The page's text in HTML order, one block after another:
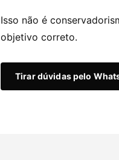
Isso não é
objetivo correto.
Tirar dúvidas pelo